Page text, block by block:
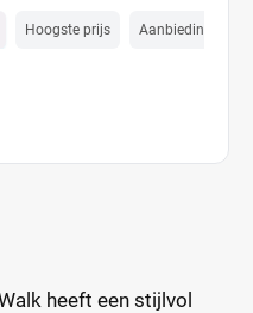
Hoogste prijs Aanbiedings prijs
heeft een stijlvol